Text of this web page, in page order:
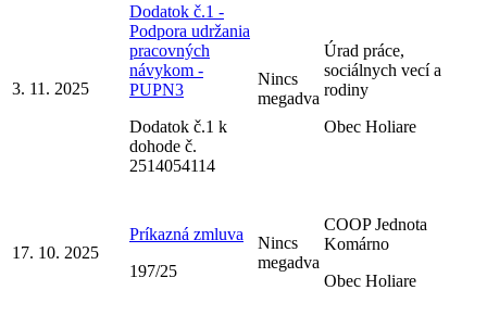
3. 11. 2025
Dodatok č.1 -
Podpora udržania
pracovných
návykom -
PUPN3
Dodatok č.1 k
dohode č.
2514054114
Nincs
megadva
Úrad práce,
sociálnych vecí a
rodiny
Obec Holiare
17. 10. 2025
Príkazná zmluva
197/25
Nincs
megadva
COOP Jednota
Komárno
Obec Holiare